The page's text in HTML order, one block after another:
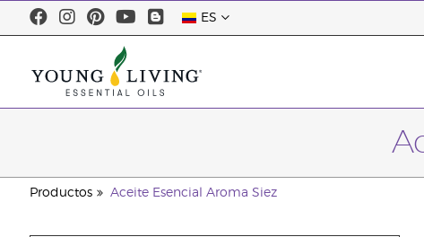
ES
Productos Aceite Esencial Aroma Siez